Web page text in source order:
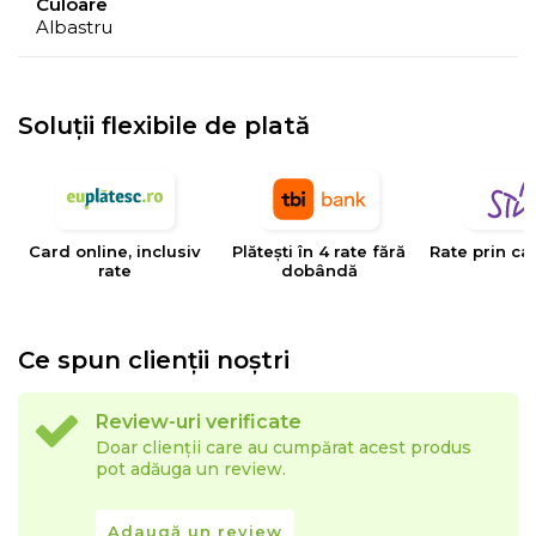
- Culorile prezentate pot avea unele variatii in
tesaturilor decorative, tapiteriilor si huselor pentru
mobilier. Creativitatea, designul, inovatia si calitatea
sunt valorile care determina stilul si traiectoria Eysa inca
Albastru
Soluții flexibile de plată
Card online, inclusiv
rate
Plătești în 4 rate fără
dobândă
Rate prin
Ce spun clienții noștri
Review-uri verificate
Doar clienții care au cumpărat acest produs
pot adăuga un review.
Adaugă un review